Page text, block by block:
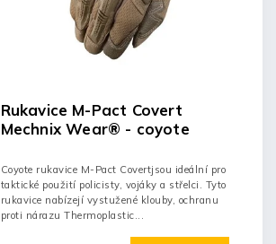
Rukavice M-Pact Covert
Mechnix Wear® - coyote
Coyote rukavice M-Pact Covertjsou ideální pro
taktické použití policisty, vojáky a střelci. Tyto
rukavice nabízejí vystužené klouby, ochranu
proti nárazu Thermoplastic...